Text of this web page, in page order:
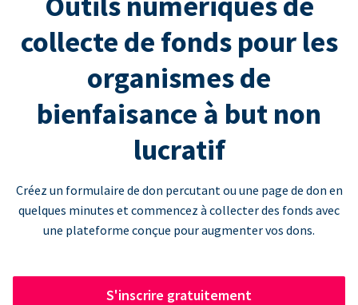
collecte de fonds pour les
organismes de
bienfaisance à but non
lucratif
Créez un formulaire de don percutant ou une page de don en
quelques minutes et commencez à collecter des fonds avec
une plateforme conçue pour augmenter vos dons.
S'inscrire gratuitement